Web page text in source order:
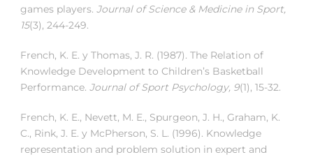
games players. Journal of Science & Medicine in Sport,
15(3), 244-249.
French, K. E. y Thomas, J. R. (1987). The Relation of
Knowledge Development to Children’s Basketball
Performance. Journal of Sport Psychology, 9(1), 15-32.
French, K. E., Nevett, M. E., Spurgeon, J. H., Graham, K.
C., Rink, J. E. y McPherson, S. L. (1996). Knowledge
representation and problem solution in expert and